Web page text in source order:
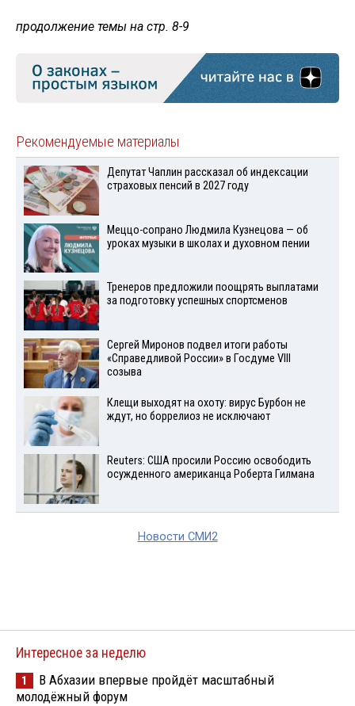
продолжение темы на стр. 8-9
Рекомендуемые материалы
Депутат Чаплин рассказал об индексации
страховых пенсий в 2027 году
Меццо-сопрано Людмила Кузнецова — об
уроках музыки в школах и духовном пении
Тренеров предложили поощрять выплатами
за подготовку успешных спортсменов
Сергей Миронов подвел итоги работы
«Справедливой России» в Госдуме VIII
созыва
Клещи выходят на охоту: вирус Бурбон не
ждут, но боррелиоз не исключают
Reuters: США просили Россию освободить
осужденного американца Роберта Гилмана
Новости СМИ2
Интересное за неделю
1
В Абхазии впервые пройдёт масштабный
молодёжный форум